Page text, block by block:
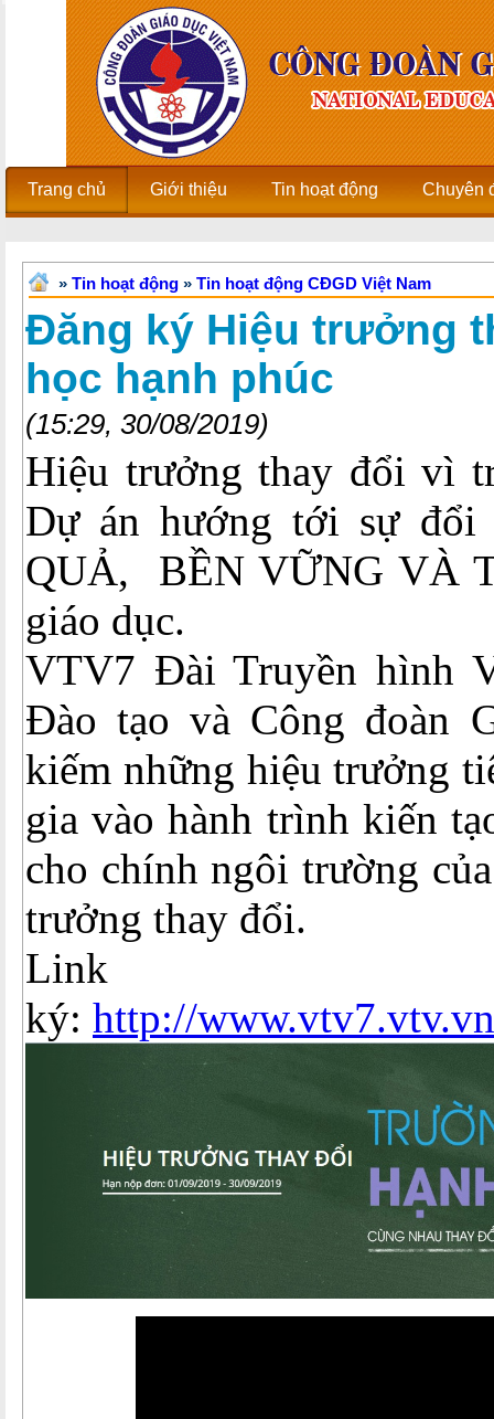
Trang chủ Giới thiệu Tin hoạt động Chuyên
» Tin hoạt động » Tin hoạt động CĐGD Việt Nam
Đăng ký Hiệu trưởng
học hạnh phúc
(15:29, 30/08/2019)
Hiệu trưởng thay đổi vì
Dự án hướng tới sự
QUẢ, BỀN VỮNG VÀ
giáo dục.
VTV7 Đài Truyền hình
Đào tạo và Công đoàn
kiếm những hiệu trưởng
gia vào hành trình kiến
cho chính ngôi trường
trưởng thay đổi.
Link
ký: http://